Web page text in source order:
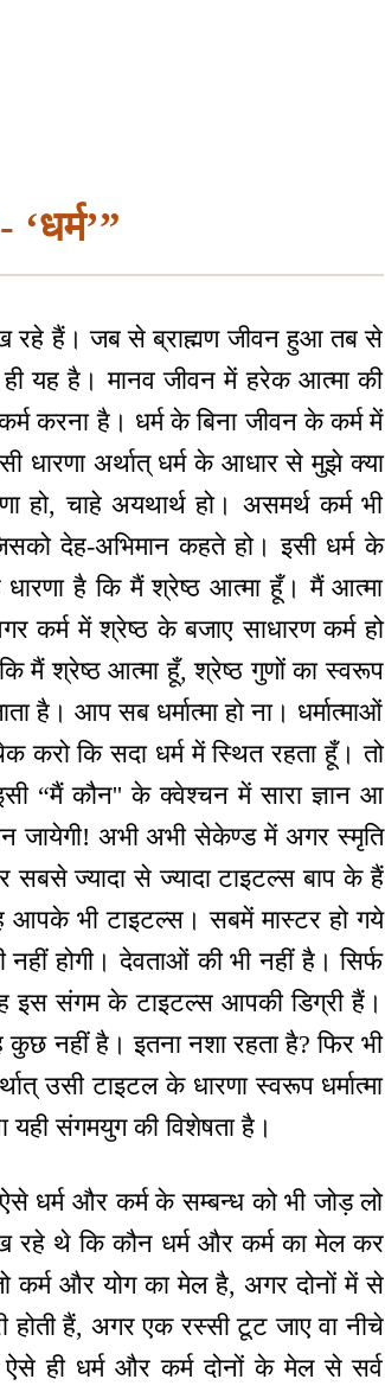
देख रहे हैं। जब से ब्राह्मण जीवन हुआ तब से
ही यह है। मानव जीवन में हरेक आत्मा की
करना है। धर्म के बिना जीवन के कर्म में
धारणा अर्थात् धर्म के आधार से मुझे क्या
हो, चाहे अयथार्थ हो। असमर्थ कर्म भी
देह-अभिमान कहते हो। इसी धर्म के
है कि मैं श्रेष्ठ आत्मा हूँ। मैं आत्मा
में श्रेष्ठ के बजाए साधारण कर्म हो
मैं श्रेष्ठ आत्मा हूँ, श्रेष्ठ गुणों का स्वरूप
है। आप सब धर्मात्मा हो ना। धर्मात्माओं
करो कि सदा धर्म में स्थित रहता हूँ। तो
“मैं कौन'' के क्वेश्चन में सारा ज्ञान आ
जायेगी! अभी अभी सेकेण्ड में अगर स्मृति
ज्यादा से ज्यादा टाइटल्स बाप के हैं
भी टाइटल्स। सबमें मास्टर हो गये
होगी। देवताओं की भी नहीं है। सिर्फ
इस संगम के टाइटल्स आपकी डिग्री हैं।
नहीं है। इतना नशा रहता है? फिर भी
उसी टाइटल के धारणा स्वरूप धर्मात्मा
यही संगमयुग की विशेषता है।
धर्म और कर्म के सम्बन्ध को भी जोड़ लो
रहे थे कि कौन धर्म और कर्म का मेल कर
और योग का मेल है, अगर दोनों में से
हैं, अगर एक रस्सी टूट जाए वा नीचे
ऐसे ही धर्म और कर्म दोनों के मेल से सर्व